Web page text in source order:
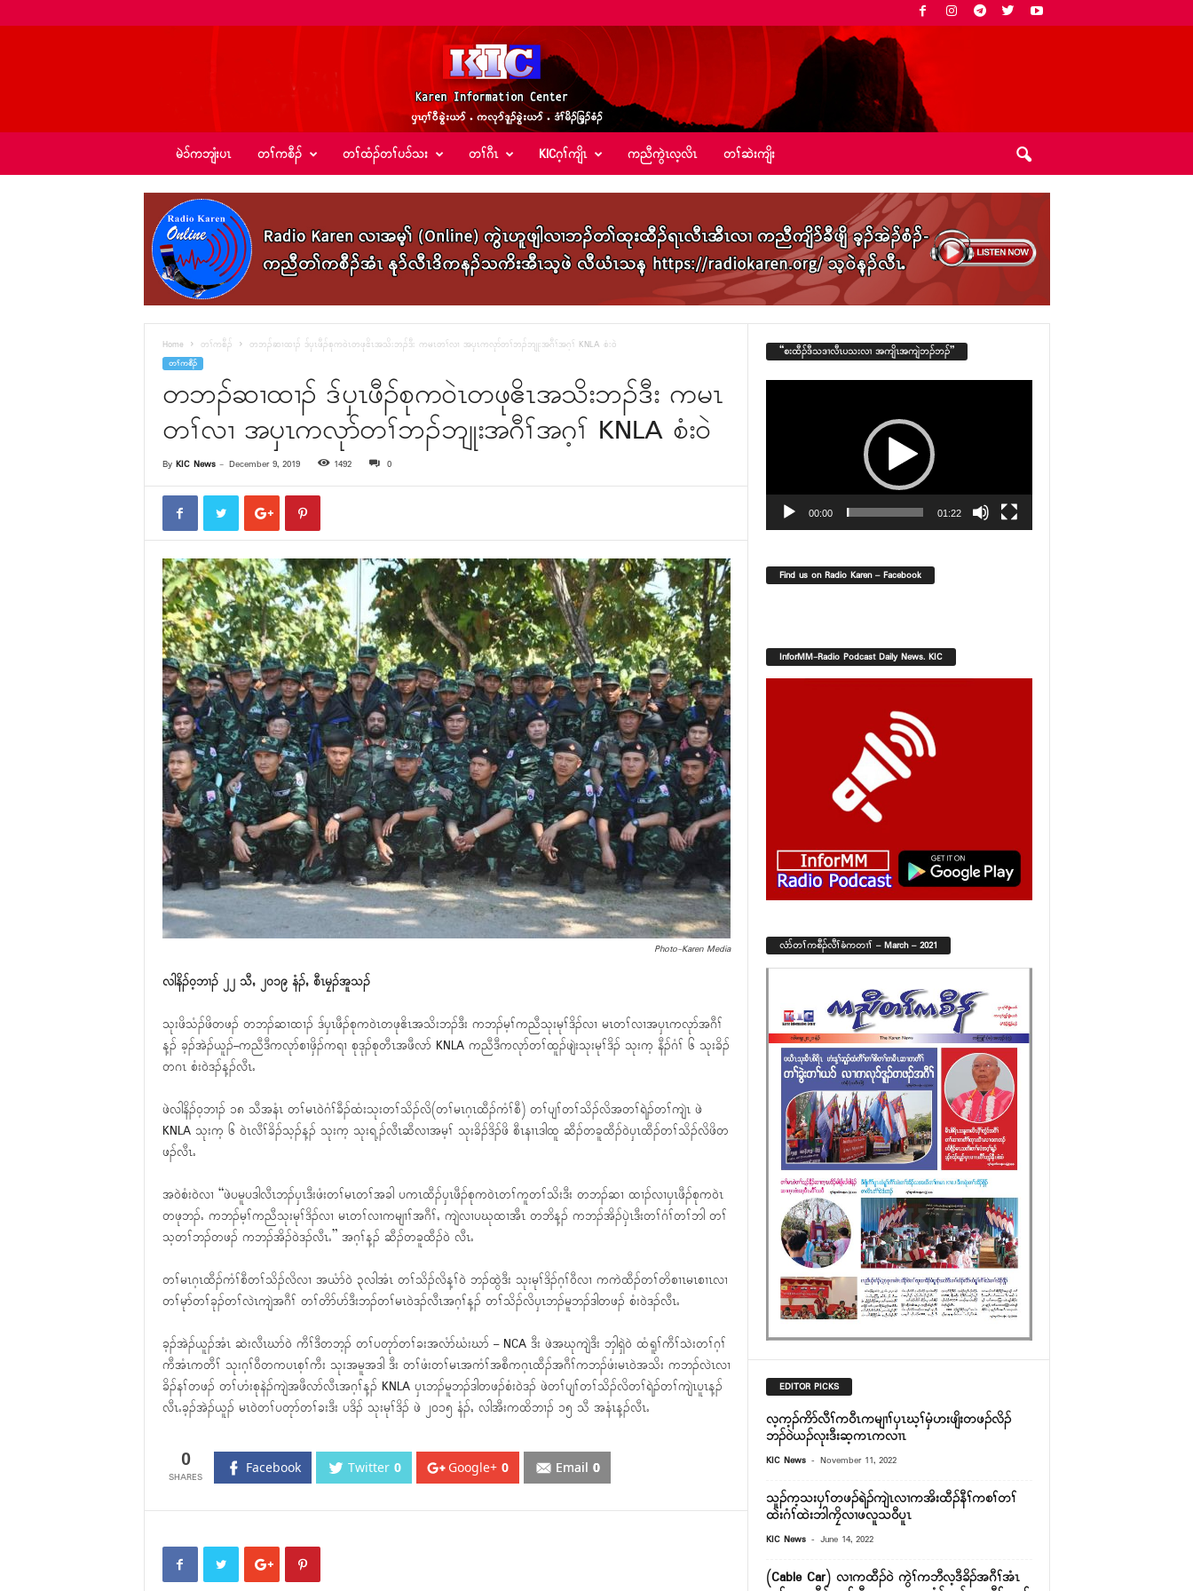
အဲ
မဲၥ်ကဘျံးပၤ တၢ်ကစီၣ် တၢ်ထံၣ်တၢ်ပၥ်သး တၢ်ဂီၤ KICဂ့ၢ်ကျိၤ ကညီကွဲၤလ့လိၤ တၢ်ဆဲးကျိး
Home တၢ်ကစီၣ် တဘၣ်ဆၢထၢၣ် ဒ်ၦၤဖီၣ်စုက၀ဲၤတဖုဧိၤအသိးဘၣ်ဒီး ကမၤတၢ်လၢ အၦၤကလုာ်တၢ်ဘၣ်ဘျုးအဂီၢ်အဂ့ၢ် KNLA စံး၀ဲ
တၢ်ကစီၣ်
တဘၣ်ဆၢထၢၣ် ဒ်ၦၤဖီၣ်စုက၀ဲၤတဖုဧိၤအသိးဘၣ်ဒီး ကမၤ
တၢ်လၢ အၦၤကလုာ်တၢ်ဘၣ်ဘျုးအဂီၢ်အဂ့ၢ် KNLA စံး၀ဲ
By KIC News- December 9, 2019 1492 0
Photo-Karen Media
လါနိၣ်၀့ဘၢၣ် ၂၂ သီႇ ၂၀၁၉ နံၣ်ႇ စီၤမၠၣ်အူသၣ်
သုးဖိသံၣ်ဖိတဖၣ် တဘၣ်ဆၢထၢၣ် ဒ်ၦၤဖီၣ်စုက၀ဲၤတဖုဧိၤအသိးဘၣ်ဒီး ကဘၣ်မ့ၢ်ကညီသုးမုၢ်ဒိၣ်လၢ မၤတၢ်လၢအၦၤကလုာ်အဂီၢ်
န့ၣ် ခ့ၣ်အဲၣ်ယူၣ်–ကညီဒီကလုာ်စၢဖှိၣ်ကရၢ စုဒုၣ်စုတီၤအဖီလာ် KNLA ကညီဒီကလုာ်တၢ်ထူၣ်ဖျဲးသုးမုၢ်ဒိၣ် သုးက့ နီၣ်ဂံၢ် ၆ သုးခိၣ်
တဂၤ စံး၀ဲဒၣ်န့ၣ်လီၤႉ
ဖဲလါနိၣ်၀့ဘၢၣ် ၁၈ သီအနံၤ တၢ်မၤ၀ဲဂံၢ်ခီၣ်ထံးသုးတၢ်သိၣ်လိ(တၢ်မၤဂ့ၤထီၣ်ကံၢ်စီ) တၢ်ပျၢ်တၢ်သိၣ်လိအတၢ်ရဲၣ်တၢ်ကျဲၤ ဖဲ
KNLA သုးက့ ၆ ၀ဲၤလီၢ်ခိၣ်သ့ၣ်န့ၣ် သုးက့ သုးရ့ၣ်လီၤဆီလၢအမ့ၢ် သုးခိၣ်ဒိၣ်ဖိ စီၤနၢၤဒါထူ ဆီၣ်တခူထီၣ်၀ဲၦၤထီၣ်တၢ်သိၣ်လိဖိတ
ဖၣ်လီၤႉ
အ၀ဲစံး၀ဲလၢ “ဖဲပမူပဒါလီၤဘၣ်ၦၤဒီးဖံးတၢ်မၤတၢ်အခါ ပကၤထီၣ်ၦၤဖီၣ်စုက၀ဲၤတၢ်ကူတၢ်သိးဒီး တဘၣ်ဆၢ ထၢၣ်လၢၦၤဖီၣ်စုက၀ဲၤ
တဖုဘၣ်ႉ ကဘၣ်မ့ၢ်ကညီသုးမုၢ်ဒိၣ်လၢ မၤတၢ်လၢကမျၢၢ်အဂီၢ်ႇ ကျဲလၢပဃုထၢအီၤ တဘိန့ၣ် ကဘၣ်အိၣ်ၦဲၤဒီးတၢ်ဂံၢ်တၢ်ဘါ တၢ်
သ့တၢ်ဘၣ်တဖၣ် ကဘၣ်အိၣ်၀ဲဒၣ်လီၤႉ” အဂ့ၢ်န့ၣ် ဆီၣ်တခူထီၣ်၀ဲ လီၤႉ
တၢ်မၤဂ့ၤထီၣ်ကံၢ်စီတၢ်သိၣ်လိလၢ အယံာ်၀ဲ ၃လါအံၤ တၢ်သိၣ်လိန့ၢ်၀ဲ ဘၣ်ထွဲဒီး သုးမုၢ်ဒိၣ်ဂ့ၢ်၀ီလၢ ကကဲထီၣ်တၢ်တိစၢၤမၤစၢၤလၢ
တၢ်မုာ်တၢ်ခုၣ်တၢ်လဲၤကျဲအဂီၢ် တၢ်တိာ်ပာ်ဒီးဘၣ်တၢ်မၤ၀ဲဒၣ်လီၤအဂ့ၢ်န့ၣ် တၢ်သိၣ်လိၦၤဘၣ်မူဘၣ်ဒါတဖၣ် စံး၀ဲဒၣ်လီၤႉ
ခ့ၣ်အဲၣ်ယူၣ်အံၤ ဆဲးလီၤဃာ်၀ဲ ကီၢ်ဒီတဘ့ၣ် တၢ်ပတုာ်တၢ်ခးအလံာ်ဃံးဃာ် – NCA ဒီး ဖဲအဃုကျဲဒီး ဘှါရှဲ၀ဲ ထံရူၢ်ကီၢ်သဲးတၢ်ဂ့ၢ်
ကီအံၤကတီၢ် သုးဂ့ၢ်၀ီတကပၤစ့ၢ်ကီး သုးအမူအဒါ ဒီး တၢ်ဖံးတၢ်မၤအကံၢ်အစီကဂ့ၤထီၣ်အဂီၢ်ကဘၣ်ဖံးမၤ၀ဲအသိး ကဘၣ်လဲၤလၢ
ခိၣ်နၢ်တဖၣ် တၢ်ဟံးစုနဲၣ်ကျဲအဖီလာ်လီၤအဂ့ၢ်န့ၣ် KNLA ၦၤဘၣ်မူဘၣ်ဒါတဖၣ်စံး၀ဲဒၣ် ဖဲတၢ်ပျၢ်တၢ်သိၣ်လိတၢ်ရဲၣ်တၢ်ကျဲၤပူၤန့ၣ်
လီၤႉခ့ၣ်အဲၣ်ယူၣ် မၤ၀ဲတၢ်ပတုာ်တၢ်ခးဒီး ပဒိၣ် သုးမုၢ်ဒိၣ် ဖဲ ၂၀၁၅ နံၣ်ႇ လါအီးကထိဘၢၣ် ၁၅ သီ အနံၤန့ၣ်လီၤႉ
0 Facebook Twitter 0 Google+ 0 Email 0
“စးထီၣ်ဒီသဒၢလီၤပသးလၢ အကျိၤအကျဲဘၣ်ဘၣ်”
00:00 01:22
Find us on Radio Karen – Facebook
InforMM-Radio Podcast Daily News. KIC
လံာ်တၢ်ကစီၣ်လီၢ်ခံကတၢၢ် – March – 2021
EDITOR PICKS
လ့က့ၣ်ကိာ်လီၢ်က၀ီၤကမျၢၢ်ၦၤဃ့ၢ်မှံဟးဖျိးတဖၣ်လိၣ်
ဘၣ်၀ဲယၣ်လုးဒီးဆ့ကၤကလၢၤ
KIC News - November 11, 2022
သူၣ်က့သးၦၢ်တဖၣ်ရဲၣ်ကျဲၤလၢကအိးထီၣ်နီၢ်ကစၢ်တၢ်
ထဲးဂံၢ်ထဲးဘါကၠိလၢဖလူသ၀ီပူၤ
KIC News - June 14, 2022
(Cable Car) လၢကထီၣ်၀ဲ ကွဲၢ်ကဘီလ့ဒီခိၣ်အဂီၢ်အံၤ